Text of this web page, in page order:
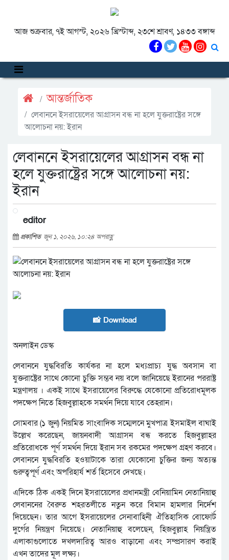
আজ শুক্রবার, ৭ই আগস্ট, ২০২৬ খ্রিস্টাব্দ, ২৩শে শ্রাবণ, ১৪৩৩ বঙ্গাব্দ
আন্তর্জাতিক
লেবাননে ইসরায়েলের আগ্রাসন বন্ধ না হলে যুক্তরাষ্ট্রের সঙ্গে
আলোচনা নয়: ইরান
লেবাননে ইসরায়েলের আগ্রাসন বন্ধ না
হলে যুক্তরাষ্ট্রের সঙ্গে আলোচনা নয়:
ইরান
editor
প্রকাশিত জুন ১, ২০২৬, ১০:২৪ অপরাহ্ণ
📸 Download
অনলাইন ডেস্ক
লেবাননে যুদ্ধবিরতি কার্যকর না হলে মধ্যপ্রাচ্য যুদ্ধ অবসান বা
যুক্তরাষ্ট্রের সাথে কোনো চুক্তি সম্ভব নয় বলে জানিয়েছে ইরানের পররাষ্ট্র
মন্ত্রণালয় । একই সাথে ইসরায়েলের বিরুদ্ধে যেকোনো প্রতিরোধমূলক
পদক্ষেপ নিতে হিজবুল্লাহকে সমর্থন দিয়ে যাবে তেহরান।
সোমবার (১ জুন) নিয়মিত সাংবাদিক সম্মেলনে মুখপাত্র ইসমাইল বাঘাই
উল্লেখ করেছেন, জায়নবাদী আগ্রাসন বন্ধ করতে হিজবুল্লাহর
প্রতিরোধকে পূর্ণ সমর্থন দিয়ে ইরান সব রকমের পদক্ষেপ গ্রহণ করবে।
লেবাননে যুদ্ধবিরতি হওয়াটাকে তারা যেকোনো চুক্তির জন্য অত্যন্ত
গুরুত্বপূর্ণ এবং অপরিহার্য শর্ত হিসেবে দেখছে।
এদিকে ঠিক একই দিনে ইসরায়েলের প্রধানমন্ত্রী বেনিয়ামিন নেতানিয়াহু
লেবাননের বৈরুত শহরতলীতে নতুন করে বিমান হামলার নির্দেশ
দিয়েছেন। তার আগে ইসরায়েলের সেনাবাহিনী ঐতিহাসিক বোফোর্ট
দুর্গের নিয়ন্ত্রণ নিয়েছে। নেতানিয়াহু বলেছেন, হিজবুল্লাহ নিয়ন্ত্রিত
এলাকাগুলোতে দখলদারিত্ব আরও বাড়ানো এবং সম্প্রসারণ করাই
এখন তাদের মূল লক্ষ্য।